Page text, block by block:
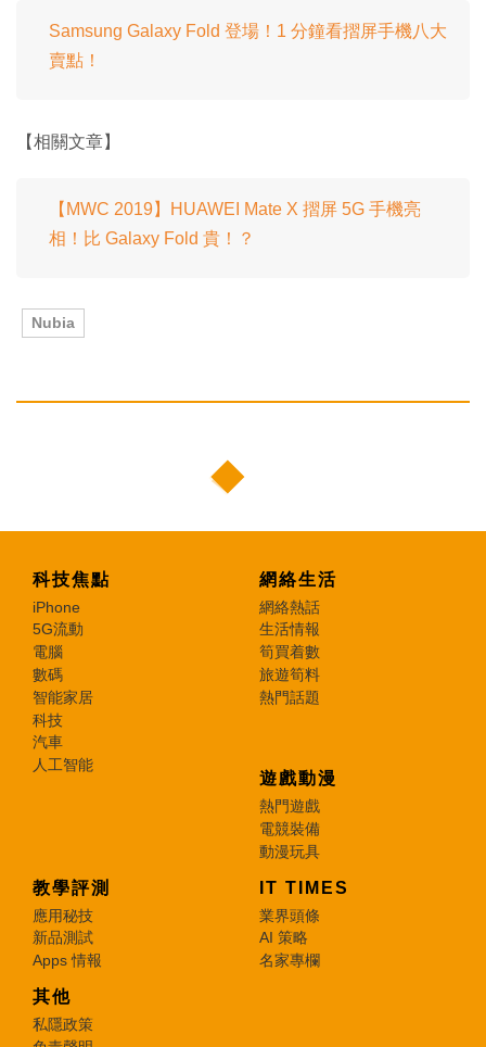
Samsung Galaxy Fold 登場！1 分鐘看摺屏手機八大
賣點！
【相關文章】
【MWC 2019】HUAWEI Mate X 摺屏 5G 手機亮
相！比 Galaxy Fold 貴！？
Nubia
科技焦點
iPhone
5G流動
電腦
數碼
智能家居
科技
汽車
人工智能
網絡生活
網絡熱話
生活情報
筍買着數
旅遊筍料
熱門話題
遊戲動漫
熱門遊戲
電競裝備
動漫玩具
教學評測
應用秘技
新品測試
Apps 情報
IT TIMES
業界頭條
AI 策略
名家專欄
其他
私隱政策